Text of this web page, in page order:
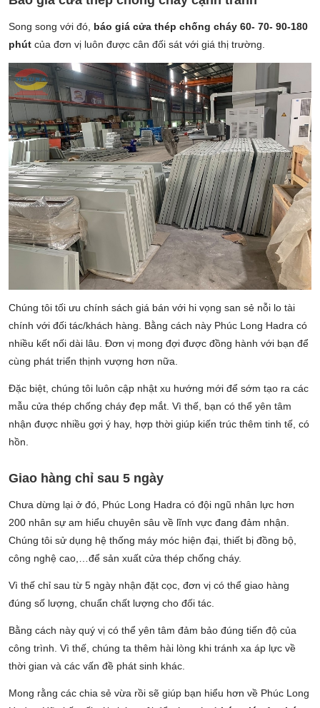
Song song với đó, báo giá cửa thép chống cháy 60- 70- 90-180
phút của đơn vị luôn được cân đối sát với giá thị trường.
Chúng tôi tối ưu chính sách giá bán với hi vọng san sẻ nỗi lo tài
chính với đối tác/khách hàng. Bằng cách này Phúc Long Hadra có
nhiều kết nối dài lâu. Đơn vị mong đợi được đồng hành với bạn để
cùng phát triển thịnh vượng hơn nữa.
Đặc biệt, chúng tôi luôn cập nhật xu hướng mới để sớm tạo ra các
mẫu cửa thép chống cháy đẹp mắt. Vì thế, bạn có thể yên tâm
nhận được nhiều gợi ý hay, hợp thời giúp kiến trúc thêm tinh tế, có
hồn.
Giao hàng chỉ sau 5 ngày
Chưa dừng lại ở đó, Phúc Long Hadra có đội ngũ nhân lực hơn
200 nhân sự am hiểu chuyên sâu về lĩnh vực đang đảm nhận.
Chúng tôi sử dụng hệ thống máy móc hiện đại, thiết bị đồng bộ,
công nghệ cao,…để sản xuất cửa thép chống cháy.
Vì thế chỉ sau từ 5 ngày nhận đặt cọc, đơn vị có thể giao hàng
đúng số lượng, chuẩn chất lượng cho đối tác.
Bằng cách này quý vị có thể yên tâm đảm bảo đúng tiến độ của
công trình. Vì thế, chúng ta thêm hài lòng khi tránh xa áp lực về
thời gian và các vấn đề phát sinh khác.
Mong rằng các chia sẻ vừa rồi sẽ giúp bạn hiểu hơn về Phúc Long